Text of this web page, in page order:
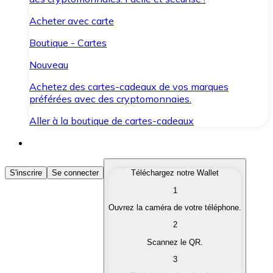
Acheter avec carte
Boutique - Cartes
Nouveau
Achetez des cartes-cadeaux de vos marques
préférées avec des cryptomonnaies.
Aller à la boutique de cartes-cadeaux
Acheter des Cryptomonnaies
Achetez les cryptomonnaies qui vous intéressent
Convertissez vos cryptomonnaies en monnaie
S'inscrire Se connecter
Téléchargez notre Wallet
1
Ouvrez la caméra de votre téléphone.
2
Scannez le QR.
3